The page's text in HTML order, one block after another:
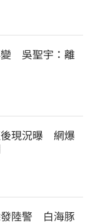
　吳聖宇：離
現況曝　網爆
陸警　白海豚